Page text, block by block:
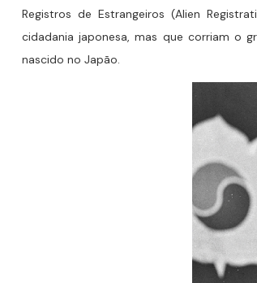
Registros de Estrangeiros (Alien
cidadania japonesa, mas que corriam o
nascido no Japão.